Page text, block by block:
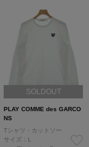
SOLDOUT
PLAY COMME des GARCO
NS
Tシャツ・カットソー
サイズ：L